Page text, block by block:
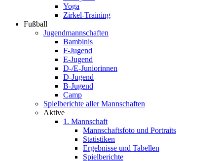
Yoga
Zirkel-Training
Fußball
Jugendmannschaften
Bambinis
F-Jugend
E-Jugend
D-/E-Juniorinnen
D-Jugend
B-Jugend
Camp
Spielberichte aller Mannschaften
Aktive
1. Mannschaft
Mannschaftsfoto und Portraits
Statistiken
Ergebnisse und Tabellen
Spielberichte